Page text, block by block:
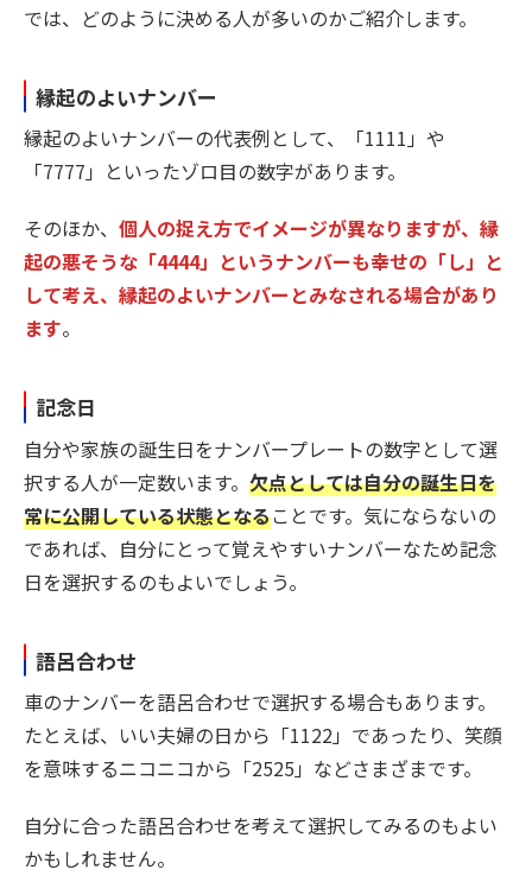
では、どのように決める人が多いのかご紹介します。
縁起のよいナンバー
縁起のよいナンバーの代表例として、「1111」や
「7777」といったゾロ目の数字があります。
そのほか、 個人の捉え方でイメージが異なりますが、縁
起の悪そうな「4444」というナンバーも幸せの「し」と
して考え、縁起のよいナンバーとみなされる場合があり
ます。
記念日
自分や家族の誕生日をナンバープレートの数字として選
択する人が一定数います。 欠点としては自分の誕生日を
常に公開している状態となることです。気にならないの
であれば、自分にとって覚えやすいナンバーなため記念
日を選択するのもよいでしょう。
語呂合わせ
車のナンバーを語呂合わせで選択する場合もあります。
たとえば、いい夫婦の日から「1122」であったり、笑顔
を意味するニコニコから「2525」などさまざまです。
自分に合った語呂合わせを考えて選択してみるのもよい
かもしれません。